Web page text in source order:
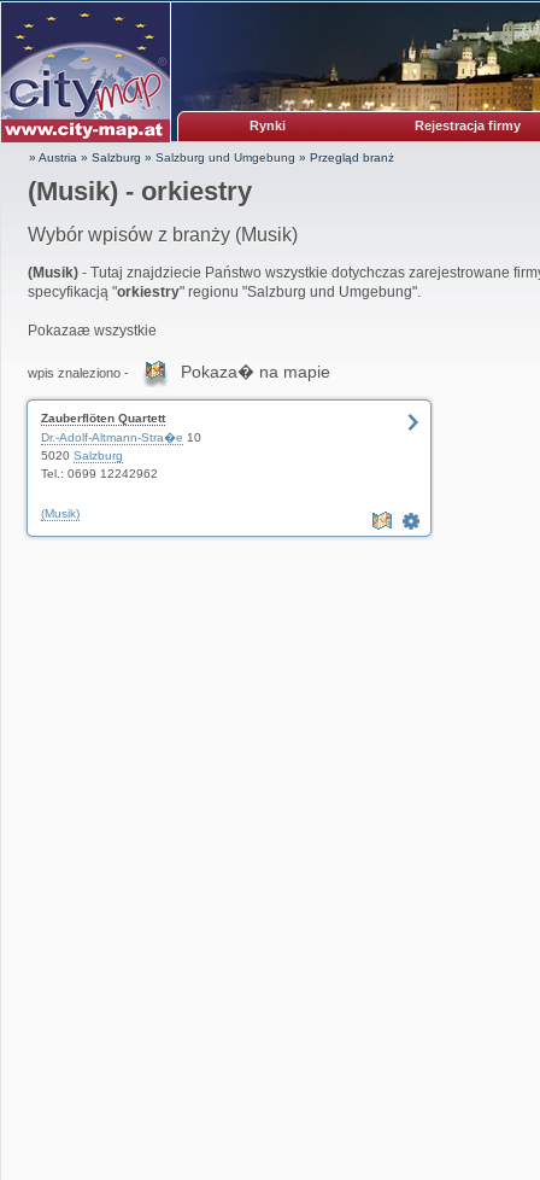
Rynki Rejestracja firmy
» Austria » Salzburg » Salzburg und Umgebung » Przegląd branż
(Musik) - orkiestry
Wybór wpisów z branży (Musik)
(Musik) - Tutaj znajdziecie Państwo wszystkie dotychczas zarejestrowane
specyfikacją "orkiestry" regionu "Salzburg und Umgebung".
Pokazaæ wszystkie
wpis znaleziono - Pokaza� na mapie
Zauberflöten Quartett
Dr.-Adolf-Altmann-Stra�e 10
5020 Salzburg
Tel.: 0699 12242962
(Musik)